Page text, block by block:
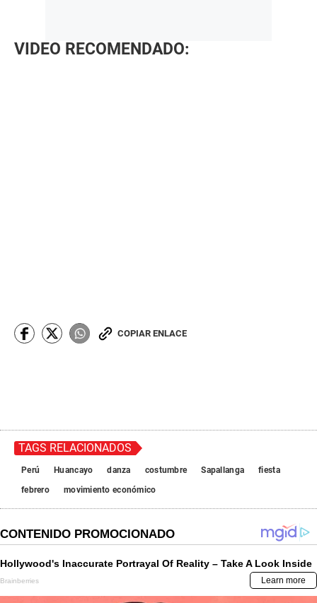
VIDEO RECOMENDADO:
COPIAR ENLACE
TAGS RELACIONADOS
Perú Huancayo danza costumbre Sapallanga
fiesta
febrero
movimiento económico